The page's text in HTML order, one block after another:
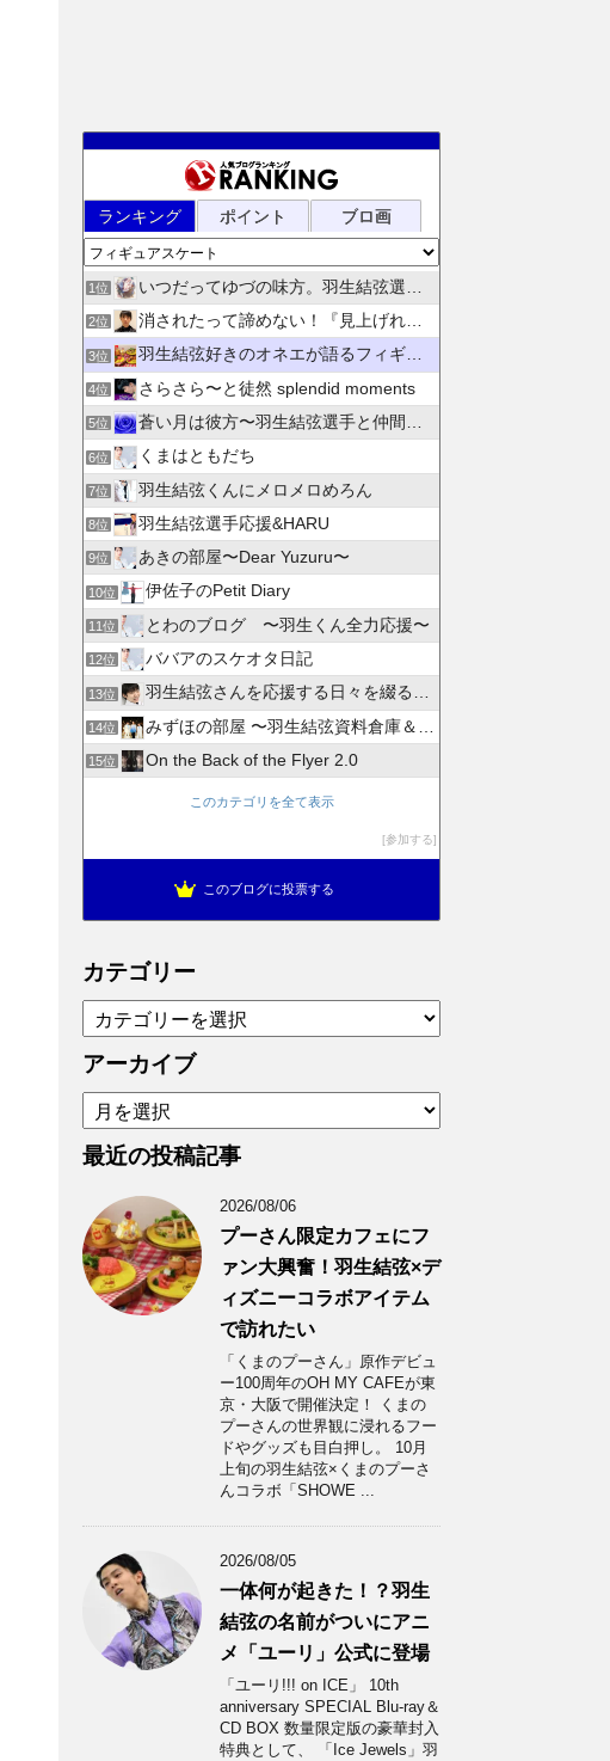
ランキング ポイント ブロ画
1位 いつだってゆづの味方。羽生結弦選手応援団 紫色のブログ
2位 消されたって諦めない！『見上げれば、青空 』別館
3位 羽生結弦好きのオネエが語るフィギュアスケート
4位 さらさら〜と徒然 splendid moments
5位 蒼い月は彼方〜羽生結弦選手と仲間たちの日々を花束にして〜
6位 くまはともだち
7位 羽生結弦くんにメロメロめろん
8位 羽生結弦選手応援&HARU
9位 あきの部屋〜Dear Yuzuru〜
10位 伊佐子のPetit Diary
11位 とわのブログ 〜羽生くん全力応援〜
12位 ババアのスケオタ日記
13位 羽生結弦さんを応援する日々を綴るブログ
14位 みずほの部屋 〜羽生結弦資料倉庫＆徒然日記〜
15位 On the Back of the Flyer 2.0
このカテゴリを全て表示
参加する
このブログに投票する
カテゴリー
テ
ゴ
ー
アーカイブ
ア
ー
カ
最近の投稿記事
2026/08/06
プーさん限定カフェにフ
ァン大興奮！羽生結弦×デ
ィズニーコラボアイテム
で訪れたい
「くまのプーさん」原作デビュ
ー100周年のOH MY CAFEが東
京・大阪で開催決定！ くまの
プーさんの世界観に浸れるフー
ドやグッズも目白押し。 10月
上旬の羽生結弦×くまのプーさ
んコラボ「SHOWE ...
2026/08/05
一体何が起きた！？羽生
結弦の名前がついにアニ
メ「ユーリ」公式に登場
「ユーリ!!! on ICE」 10th
anniversary SPECIAL Blu-ray＆
CD BOX 数量限定版の豪華封入
特典として、 「Ice Jewels」羽